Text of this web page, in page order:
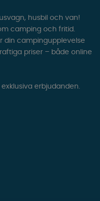
husbil och van!
camping och fritid.
din campingupplevelse
priser – både online
erbjudanden.